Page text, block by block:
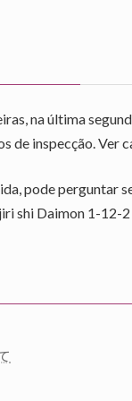
na última
de inspecção. Ver
pode perguntar
shi Daimon 1-